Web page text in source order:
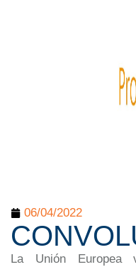
06/04/2022
La Unión Europea